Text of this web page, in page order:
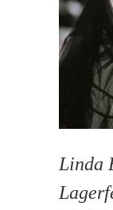
Linda